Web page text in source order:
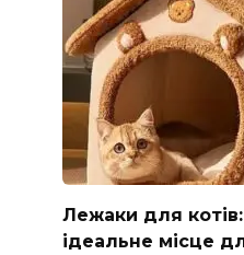
Лежаки для
ідеальне місце